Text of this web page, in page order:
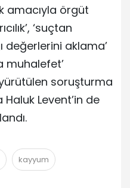
amacıyla örgüt
‘suçtan
değerlerini aklama’
muhalefet’
soruşturma
Levent’in de
kayyum